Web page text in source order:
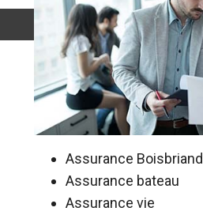
Assurance Boisbriand
Assurance bateau
Assurance vie